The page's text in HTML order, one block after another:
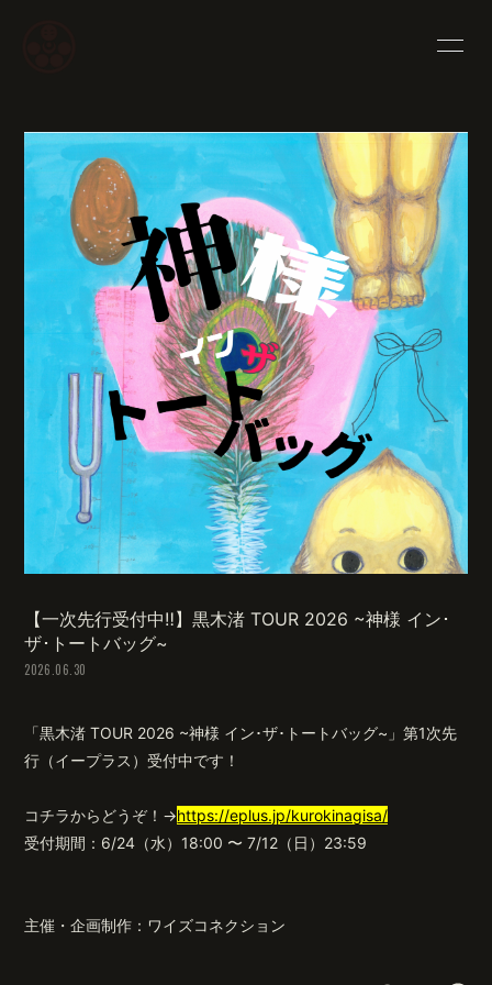
PROFILE
SCHEDULE
YOUTUBE
WORKS
SHOP
BLOG
MOVIE
PHOTO
Q&A
な〜ちゃん村
会員登録 ログイン
【一次先行受付中‼️】黒木渚 TOUR 2026 ~神様 イン･
ザ･トートバッグ~
2026.06.30
「黒木渚 TOUR 2026 ~神様 イン･ザ･トートバッグ~」第1次先
行（イープラス）受付中です！
コチラからどうぞ！→https://eplus.jp/kurokinagisa/
受付期間：6/24（水）18:00 〜 7/12（日）23:59
主催・企画制作：ワイズコネクション